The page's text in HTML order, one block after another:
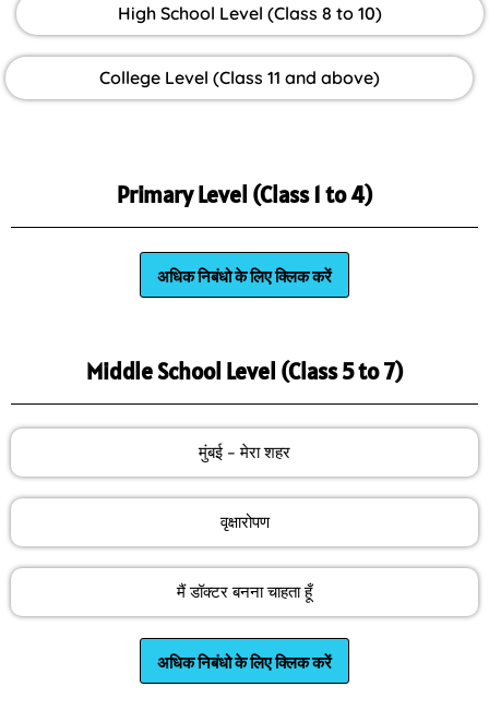
High School Level (Class 8 to 10)
College Level (Class 11 and above)
Primary Level (Class 1 to 4)
अधिक निबंधो के लिए क्लिक करें
Middle School Level (Class 5 to 7)
मुंबई – मेरा शहर
वृक्षारोपण
मैं डॉक्टर बनना चाहता हूँ
अधिक निबंधो के लिए क्लिक करें